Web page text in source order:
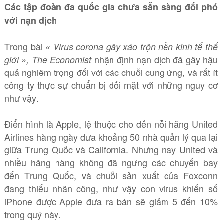
Các tập đoàn đa quốc gia chưa sẵn sàng đối phó
với nạn dịch
Trong bài « Virus corona gây xáo trộn nền kinh tế thế
giới », The Economistnhận định nạn dịch đã gây hậu
quả nghiêm trọng đối với các chuỗi cung ứng, và rất ít
công ty thực sự chuẩn bị đối mặt với những nguy cơ
như vậy.
Điển hình là Apple, lệ thuộc cho đến nỗi hãng United
Airlines hàng ngày đưa khoảng 50 nhà quản lý qua lại
giữa Trung Quốc và California. Nhưng nay United và
nhiều hãng hàng không đã ngưng các chuyến bay
đến Trung Quốc, và chuỗi sản xuất của Foxconn
đang thiếu nhân công, như vậy con virus khiến số
iPhone được Apple đưa ra bán sẽ giảm 5 đến 10%
trong quý này.